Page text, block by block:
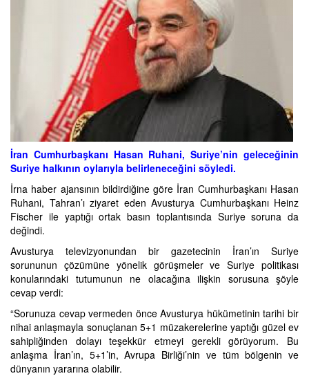
İran Cumhurbaşkanı Hasan Ruhani, Suriye’nin geleceğinin
Suriye halkının oylarıyla belirleneceğini söyledi.
İrna haber ajansının bildirdiğine göre İran Cumhurbaşkanı Hasan
Ruhani, Tahran’ı ziyaret eden Avusturya Cumhurbaşkanı Heinz
Fischer ile yaptığı ortak basın toplantısında Suriye soruna da
değindi.
Avusturya televizyonundan bir gazetecinin İran’ın Suriye
sorununun çözümüne yönelik görüşmeler ve Suriye politikası
konularındaki tutumunun ne olacağına ilişkin sorusuna şöyle
cevap verdi:
“Sorunuza cevap vermeden önce Avusturya hükümetinin tarihi bir
nihai anlaşmayla sonuçlanan 5+1 müzakerelerine yaptığı güzel ev
sahipliğinden dolayı teşekkür etmeyi gerekli görüyorum. Bu
anlaşma İran’ın, 5+1’in, Avrupa Birliği’nin ve tüm bölgenin ve
dünyanın yararına olabilir.